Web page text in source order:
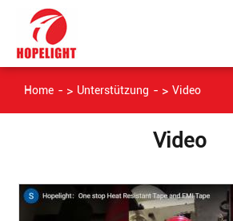
Home Unterstützung Video
Video